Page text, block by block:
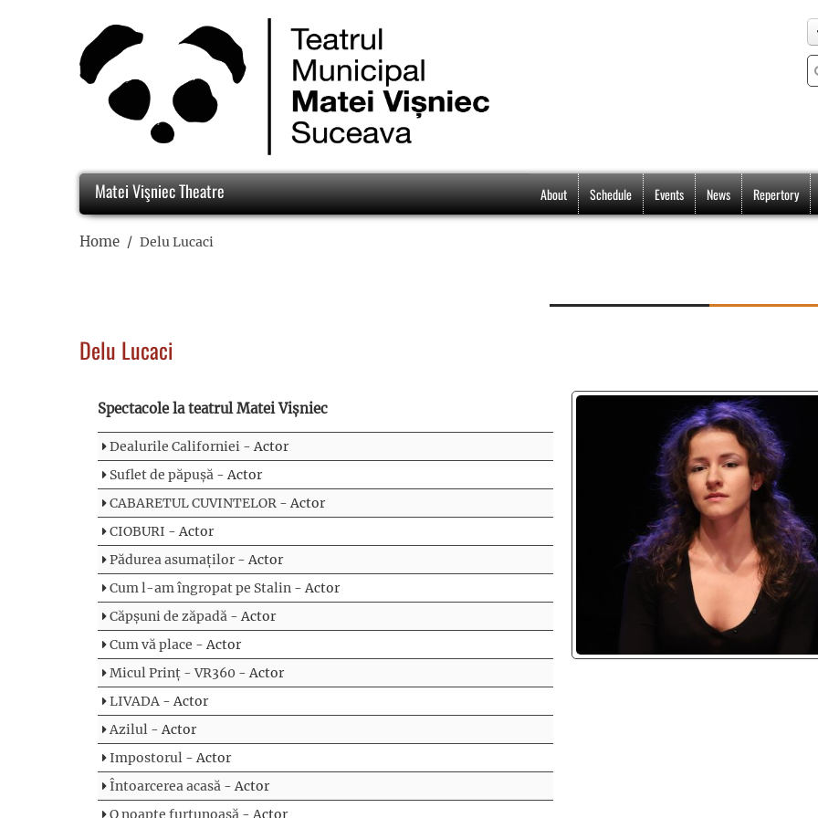
Matei Vişniec Theatre About Schedule Events News Repertory
Home Delu Lucaci
Delu Lucaci
Spectacole la teatrul Matei Vișniec
Dealurile Californiei - Actor
Suflet de păpușă - Actor
CABARETUL CUVINTELOR - Actor
CIOBURI - Actor
Pădurea asumaților - Actor
Cum l-am îngropat pe Stalin - Actor
Căpșuni de zăpadă - Actor
Cum vă place - Actor
Micul Prinț - VR360 - Actor
LIVADA - Actor
Azilul - Actor
Impostorul - Actor
Întoarcerea acasă - Actor
O noapte furtunoasă - Actor